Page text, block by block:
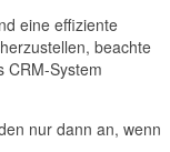
eine effiziente
beachte
CRM-System
nur dann an, wenn